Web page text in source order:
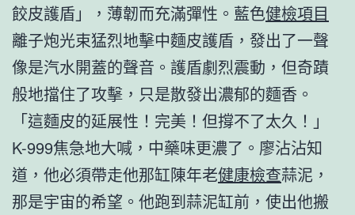
餃皮護盾」，薄韌而充滿彈性。藍色健檢項目
離子炮光束猛烈地擊中麵皮護盾，發出了一聲
像是汽水開蓋的聲音。護盾劇烈震動，但奇蹟
般地擋住了攻擊，只是散發出濃郁的麵香。
「這麵皮的延展性！完美！但撐不了太久！」
K-999焦急地大喊，中藥味更濃了。廖沾沾知
道，他必須帶走他那缸陳年老健康檢查蒜泥，
那是宇宙的希望。他跑到蒜泥缸前，使出他搬